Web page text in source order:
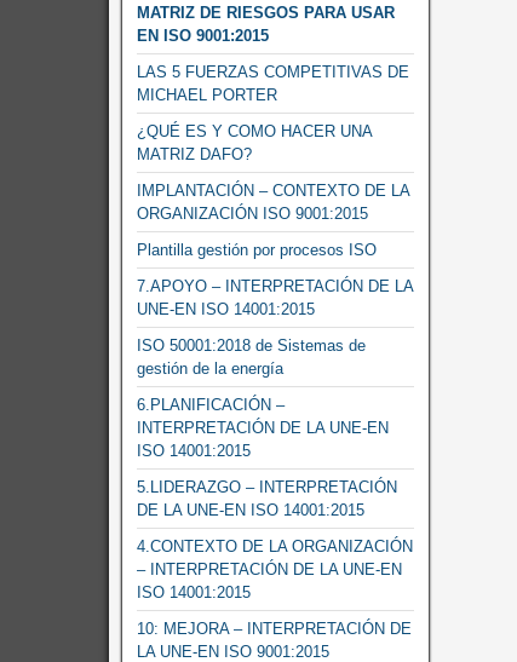
MATRIZ DE RIESGOS PARA USAR
EN ISO 9001:2015
LAS 5 FUERZAS COMPETITIVAS DE
MICHAEL PORTER
¿QUÉ ES Y COMO HACER UNA
MATRIZ DAFO?
IMPLANTACIÓN – CONTEXTO DE LA
ORGANIZACIÓN ISO 9001:2015
Plantilla gestión por procesos ISO
7.APOYO – INTERPRETACIÓN DE LA
UNE-EN ISO 14001:2015
ISO 50001:2018 de Sistemas de
gestión de la energía
6.PLANIFICACIÓN –
INTERPRETACIÓN DE LA UNE-EN
ISO 14001:2015
5.LIDERAZGO – INTERPRETACIÓN
DE LA UNE-EN ISO 14001:2015
4.CONTEXTO DE LA ORGANIZACIÓN
– INTERPRETACIÓN DE LA UNE-EN
ISO 14001:2015
10: MEJORA – INTERPRETACIÓN DE
LA UNE-EN ISO 9001:2015